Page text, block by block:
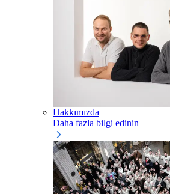
Hakkımızda
Daha fazla bilgi edinin